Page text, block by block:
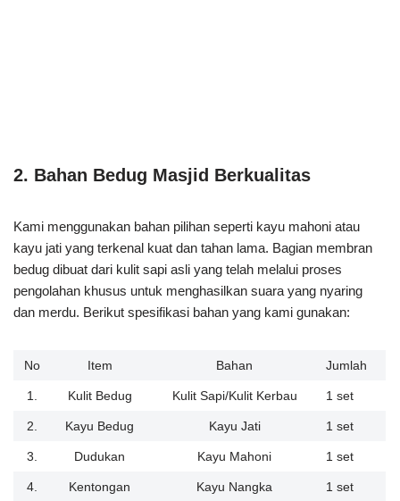
2. Bahan Bedug Masjid Berkualitas
Kami menggunakan bahan pilihan seperti kayu mahoni atau
kayu jati yang terkenal kuat dan tahan lama. Bagian membran
bedug dibuat dari kulit sapi asli yang telah melalui proses
pengolahan khusus untuk menghasilkan suara yang nyaring
dan merdu. Berikut spesifikasi bahan yang kami gunakan:
No Item Bahan Jumlah
1. Kulit Bedug Kulit Sapi/Kulit Kerbau 1 set
2. Kayu Bedug Kayu Jati 1 set
3. Dudukan Kayu Mahoni 1 set
4. Kentongan Kayu Nangka 1 set